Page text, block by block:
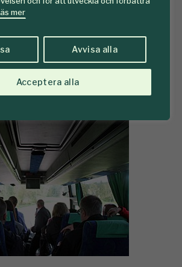
mer
Avvisa alla
Acceptera alla
inleddes dagen med registrering
deltagarna också hade sin logi.
skogschef Sveaskog tillika
för Föreningen Skogen och
forskningschef Skogforsk och
Föreningen Skogen hälsade